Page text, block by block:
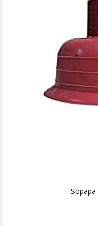
Sopapa